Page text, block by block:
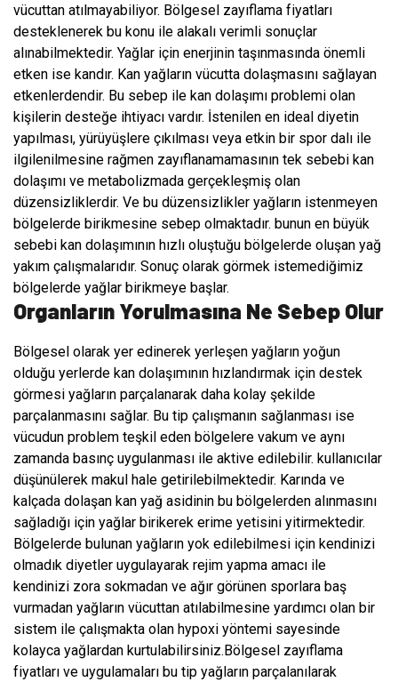
vücuttan atılmayabiliyor. Bölgesel zayıflama fiyatları
desteklenerek bu konu ile alakalı verimli sonuçlar
alınabilmektedir. Yağlar için enerjinin taşınmasında önemli
etken ise kandır. Kan yağların vücutta dolaşmasını sağlayan
etkenlerdendir. Bu sebep ile kan dolaşımı problemi olan
kişilerin desteğe ihtiyacı vardır. İstenilen en ideal diyetin
yapılması, yürüyüşlere çıkılması veya etkin bir spor dalı ile
ilgilenilmesine rağmen zayıflanamamasının tek sebebi kan
dolaşımı ve metabolizmada gerçekleşmiş olan
düzensizliklerdir. Ve bu düzensizlikler yağların istenmeyen
bölgelerde birikmesine sebep olmaktadır. bunun en büyük
sebebi kan dolaşımının hızlı oluştuğu bölgelerde oluşan yağ
yakım çalışmalarıdır. Sonuç olarak görmek istemediğimiz
bölgelerde yağlar birikmeye başlar.
Organların Yorulmasına Ne Sebep Olur
Bölgesel olarak yer edinerek yerleşen yağların yoğun
olduğu yerlerde kan dolaşımının hızlandırmak için destek
görmesi yağların parçalanarak daha kolay şekilde
parçalanmasını sağlar. Bu tip çalışmanın sağlanması ise
vücudun problem teşkil eden bölgelere vakum ve aynı
zamanda basınç uygulanması ile aktive edilebilir. kullanıcılar
düşünülerek makul hale getirilebilmektedir. Karında ve
kalçada dolaşan kan yağ asidinin bu bölgelerden alınmasını
sağladığı için yağlar birikerek erime yetisini yitirmektedir.
Bölgelerde bulunan yağların yok edilebilmesi için kendinizi
olmadık diyetler uygulayarak rejim yapma amacı ile
kendinizi zora sokmadan ve ağır görünen sporlara baş
vurmadan yağların vücuttan atılabilmesine yardımcı olan bir
sistem ile çalışmakta olan hypoxi yöntemi sayesinde
kolayca yağlardan kurtulabilirsiniz.Bölgesel zayıflama
fiyatları ve uygulamaları bu tip yağların parçalanılarak